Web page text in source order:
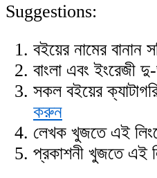
Suggestions:
বইয়ের নামের বানান
বাংলা এবং ইংরেজী
সকল বইয়ের
করুন
লেখক খুজতে এই
প্রকাশনী খুজতে এই